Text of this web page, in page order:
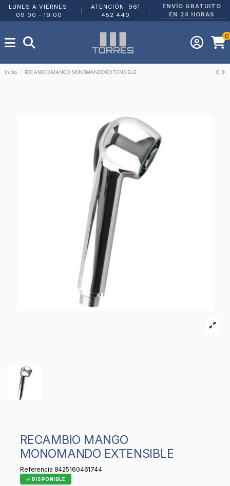
LUNES A VIERNES:
09:00 - 19:00
ATENCIÓN: 961
452 440
ENVÍO GRATUITO
EN 24 HORAS
0
Inicio RECAMBIO MANGO MONOMANDO EXTENSIBLE
RECAMBIO MANGO
MONOMANDO EXTENSIBLE
Referencia 8425160461744
DISPONIBLE